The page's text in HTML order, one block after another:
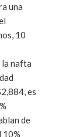
una
10
la nafta
es
de
10%